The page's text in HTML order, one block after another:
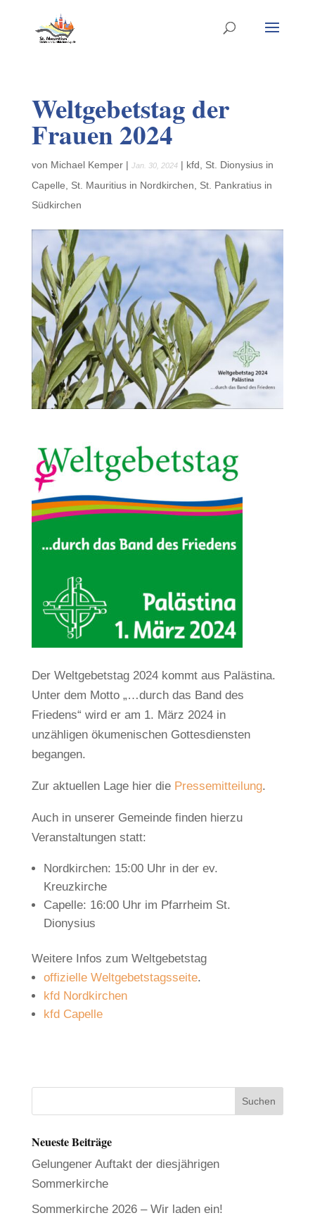
Weltgebetstag der
Frauen 2024
von Michael Kemper| Jan. 30, 2024| kfd
St. Dionysius in
Capelle
St. Mauritius in Nordkirchen
St. Pankratius in
Südkirchen
Der Weltgebetstag 2024 kommt aus Palästina.
Unter dem Motto „…durch das Band des
Friedens“ wird er am 1. März 2024 in
unzähligen ökumenischen Gottesdiensten
begangen.
Zur aktuellen Lage hier die Pressemitteilung.
Auch in unserer Gemeinde finden hierzu
Veranstaltungen statt:
Nordkirchen: 15:00 Uhr in der ev.
Kreuzkirche
Capelle: 16:00 Uhr im Pfarrheim St.
Dionysius
Weitere Infos zum Weltgebetstag
offizielle Weltgebetstagsseite.
kfd Nordkirchen
kfd Capelle
Neueste Beiträge
Gelungener Auftakt der diesjährigen
Sommerkirche
Sommerkirche 2026 – Wir laden ein!